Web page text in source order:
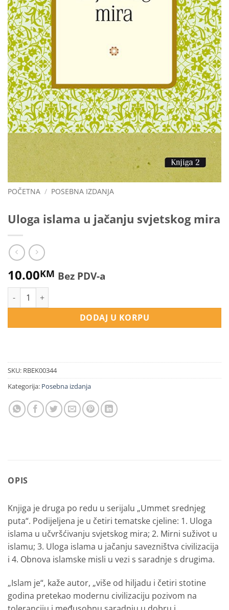
POČETNA / POSEBNA IZDANJA
Uloga islama u jačanju svjetskog mira
10.00KM Bez PDV-a
Uloga islama u jačanju svjetskog mira količina
DODAJ U KORPU
SKU: RBEK00344
Kategorija: Posebna izdanja
OPIS
Knjiga je druga po redu u serijalu „Ummet srednjeg
puta“. Podijeljena je u četiri tematske cjeline: 1. Uloga
islama u učvršćivanju svjetskog mira; 2. Mirni suživot u
islamu; 3. Uloga islama u jačanju savezništva civilizacija
i 4. Obnova islamske misli u vezi s saradnje s drugima.
„Islam je“, kaže autor, „više od hiljadu i četiri stotine
godina pretekao modernu civilizaciju pozivom na